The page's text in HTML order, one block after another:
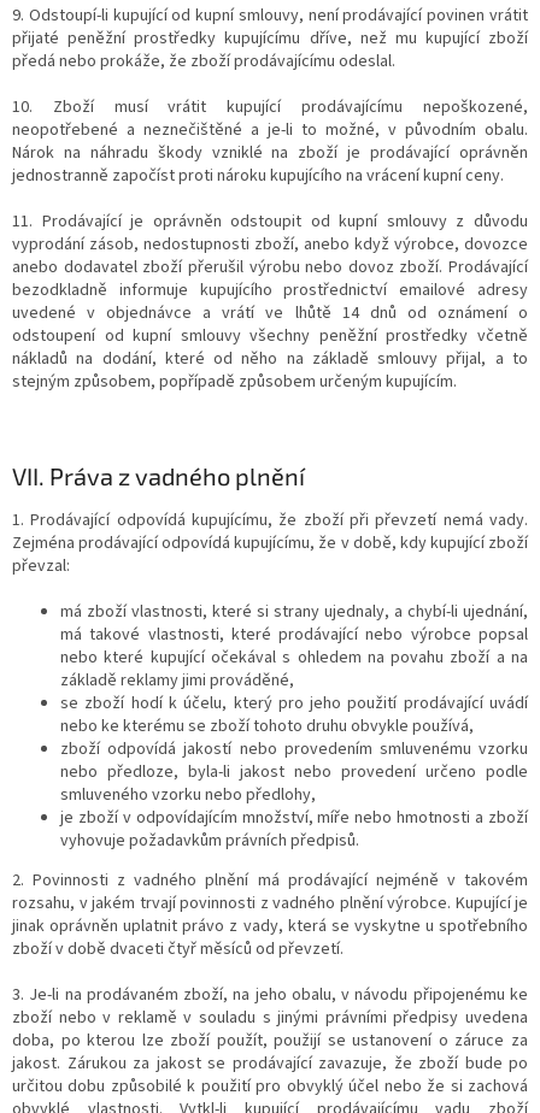
9. Odstoupí-li kupující od kupní smlouvy, není prodávající povinen vrátit
přijaté peněžní prostředky kupujícímu dříve, než mu kupující zboží
předá nebo prokáže, že zboží prodávajícímu odeslal.
10. Zboží musí vrátit kupující prodávajícímu nepoškozené,
neopotřebené a neznečištěné a je-li to možné, v původním obalu.
Nárok na náhradu škody vzniklé na zboží je prodávající oprávněn
jednostranně započíst proti nároku kupujícího na vrácení kupní ceny.
11. Prodávající je oprávněn odstoupit od kupní smlouvy z důvodu
vyprodání zásob, nedostupnosti zboží, anebo když výrobce, dovozce
anebo dodavatel zboží přerušil výrobu nebo dovoz zboží. Prodávající
bezodkladně informuje kupujícího prostřednictví emailové adresy
uvedené v objednávce a vrátí ve lhůtě 14 dnů od oznámení o
odstoupení od kupní smlouvy všechny peněžní prostředky včetně
nákladů na dodání, které od něho na základě smlouvy přijal, a to
stejným způsobem, popřípadě způsobem určeným kupujícím.
VII. Práva z vadného plnění
1. Prodávající odpovídá kupujícímu, že zboží při převzetí nemá vady.
Zejména prodávající odpovídá kupujícímu, že v době, kdy kupující zboží
převzal:
má zboží vlastnosti, které si strany ujednaly, a chybí-li ujednání,
má takové vlastnosti, které prodávající nebo výrobce popsal
nebo které kupující očekával s ohledem na povahu zboží a na
základě reklamy jimi prováděné,
se zboží hodí k účelu, který pro jeho použití prodávající uvádí
nebo ke kterému se zboží tohoto druhu obvykle používá,
zboží odpovídá jakostí nebo provedením smluvenému vzorku
nebo předloze, byla-li jakost nebo provedení určeno podle
smluveného vzorku nebo předlohy,
je zboží v odpovídajícím množství, míře nebo hmotnosti a zboží
vyhovuje požadavkům právních předpisů.
2. Povinnosti z vadného plnění má prodávající nejméně v takovém
rozsahu, v jakém trvají povinnosti z vadného plnění výrobce. Kupující je
jinak oprávněn uplatnit právo z vady, která se vyskytne u spotřebního
zboží v době dvaceti čtyř měsíců od převzetí.
3. Je-li na prodávaném zboží, na jeho obalu, v návodu připojenému ke
zboží nebo v reklamě v souladu s jinými právními předpisy uvedena
doba, po kterou lze zboží použít, použijí se ustanovení o záruce za
jakost. Zárukou za jakost se prodávající zavazuje, že zboží bude po
určitou dobu způsobilé k použití pro obvyklý účel nebo že si zachová